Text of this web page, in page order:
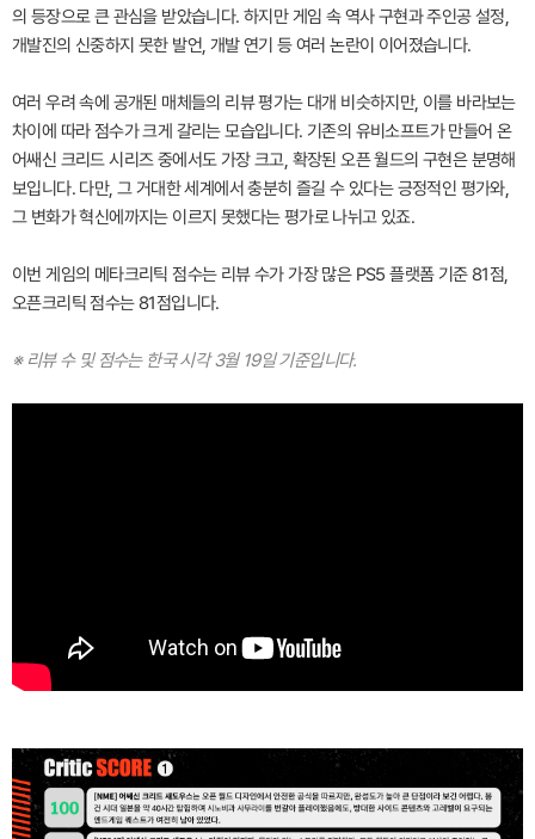
의 등장으로 큰 관심을 받았습니다. 하지만 게임 속 역사 구현과 주인공 설정,
개발진의 신중하지 못한 발언, 개발 연기 등 여러 논란이 이어졌습니다.
여러 우려 속에 공개된 매체들의 리뷰 평가는 대개 비슷하지만, 이를 바라보는
차이에 따라 점수가 크게 갈리는 모습입니다. 기존의 유비소프트가 만들어 온
어쌔신 크리드 시리즈 중에서도 가장 크고, 확장된 오픈 월드의 구현은 분명해
보입니다. 다만, 그 거대한 세계에서 충분히 즐길 수 있다는 긍정적인 평가와,
그 변화가 혁신에까지는 이르지 못했다는 평가로 나뉘고 있죠.
이번 게임의 메타크리틱 점수는 리뷰 수가 가장 많은 PS5 플랫폼 기준 81점,
오픈크리틱 점수는 81점입니다.
※ 리뷰 수 및 점수는 한국 시각 3월 19일 기준입니다.